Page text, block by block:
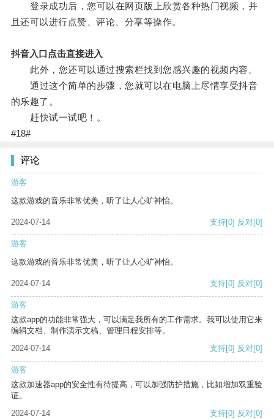
登录成功后，您可以在网页版上欣赏各种热门视频，并
且还可以进行点赞、评论、分享等操作。
抖音入口点击直接进入
此外，您还可以通过搜索栏找到您感兴趣的视频内容。
通过这个简单的步骤，您就可以在电脑上尽情享受抖音
的乐趣了。
赶快试一试吧！。
#18#
评论
游客
这款游戏的音乐非常优美，听了让人心旷神怡。
2024-07-14 支持[0] 反对[0]
游客
这款游戏的音乐非常优美，听了让人心旷神怡。
2024-07-14 支持[0] 反对[0]
游客
这款app的功能非常强大，可以满足我所有的工作需求。我可以使用它来
编辑文档、制作演示文稿、管理日程安排等。
2024-07-14
支持[0] 反对[0]
游客
这款加速器app的安全性有待提高，可以加强防护措施，比如增加双重验
证。
2024-07-14
支持[0] 反对[0]